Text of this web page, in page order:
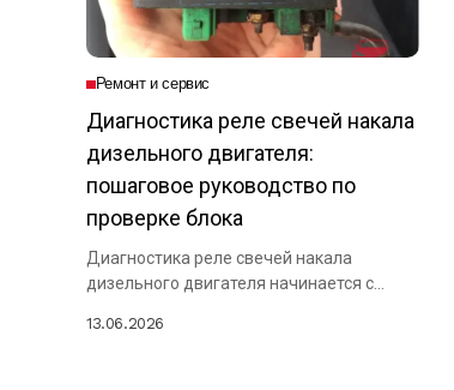
Ремонт и сервис
Диагностика реле свечей накала
дизельного двигателя:
пошаговое руководство по
проверке блока
Диагностика реле свечей накала
дизельного двигателя начинается с
13.06.2026